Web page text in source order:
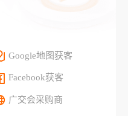
Google地图获客
Facebook获客
广交会采购商